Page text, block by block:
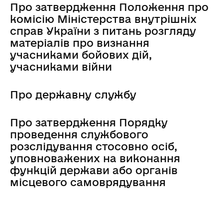
Про затвердження Положення про
комісію Міністерства внутрішніх
справ України з питань розгляду
матеріалів про визнання
учасниками бойових дій,
учасниками війни
Про державну службу
Про затвердження Порядку
проведення службового
розслідування стосовно осіб,
уповноважених на виконання
функцій держави або органів
місцевого самоврядування